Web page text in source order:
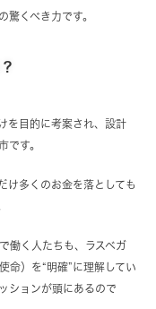
驚くべき力です。
を目的に考案され、設計
です。
け多くのお金を落としても
働く人たちも、ラスベガ
命）を“明確”に理解してい
ションが頭にあるので